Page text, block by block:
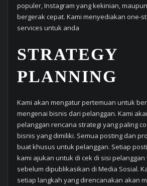
populer, Instagram yang kekinian,
bergerak cepat. Kami menyediakan one-
services untuk anda
STRATEGY
PLANNING
Kami akan mengatur pertemuan untuk
mengenai bisnis dari pelanggan. Kami
pelanggan rencana strategi yang paling
bisnis yang dimiliki. Semua posting dan
buat khusus untuk pelanggan. Setiap
kami ajukan untuk di cek di sisi
sebelum dipublikasikan di Media Sosial.
setiap langkah yang direncanakan akan